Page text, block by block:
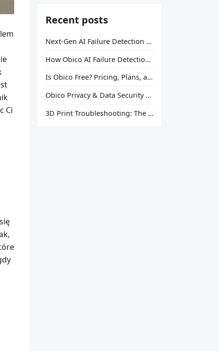
Ci
Recent posts
Next-Gen AI Failure Detection Is Here: General Release
How Obico AI Failure Detection Works
Is Obico Free? Pricing, Plans, and What You Actually Get
Obico Privacy & Data Security Explained
3D Print Troubleshooting: The Ultimate Guide to Fix Every Common Problem [2026]